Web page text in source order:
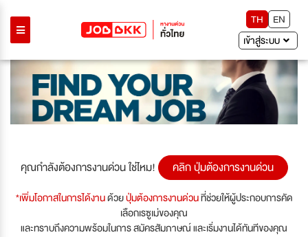
TH
EN
เข้าสู่ระบบ
คุณกำลังต้องการงานด่วน ใช่ไหม! คลิก ปุ่มต้องการงานด่วน
*เพิ่มโอกาสในการได้งานด้วยปุ่มต้องการงานด่วนที่ช่วยให้ผู้ประกอบการคัด
เลือกเรซูเม่ของคุณ
และทราบถึงความพร้อมในการ สมัครสัมภาษณ์ และเริ่มงานได้ทันทีของคุณ